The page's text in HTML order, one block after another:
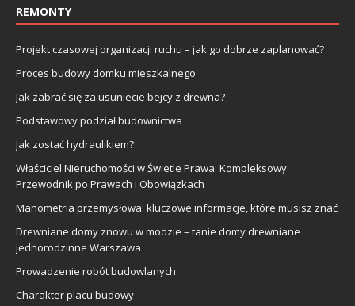
REMONTY
Projekt czasowej organizacji ruchu – jak go dobrze zaplanować?
Proces budowy domku mieszkalnego
Jak zabrać się za usuniecie bejcy z drewna?
Podstawowy podział budownictwa
Jak zostać hydraulikiem?
Właściciel Nieruchomości w Świetle Prawa: Kompleksowy
Przewodnik po Prawach i Obowiązkach
Manometria przemysłowa: kluczowe informacje, które musisz znać
Drewniane domy znowu w modzie – tanie domy drewniane
jednorodzinne Warszawa
Prowadzenie robót budowlanych
Charakter placu budowy